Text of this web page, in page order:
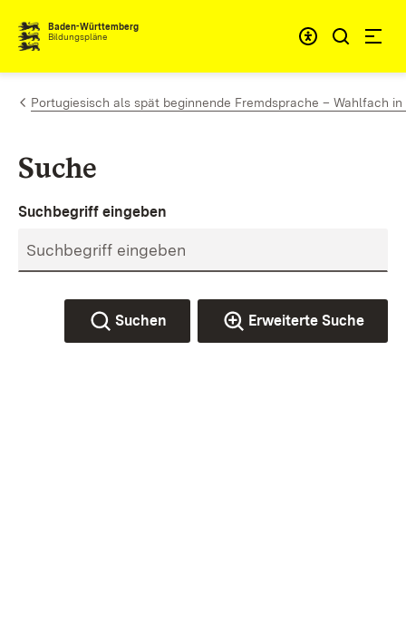
Zum Inhalt springen
Baden-Württemberg
Bildungspläne
Portugiesisch als spät beginnende Fremdsprache – Wahlfach
Suche
Suchbegriff eingeben
Suchen Erweiterte Suche